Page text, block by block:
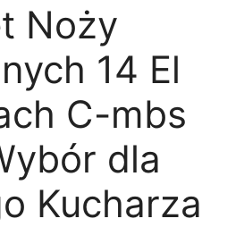
Noży
14 El
C-mbs
dla
Kucharza